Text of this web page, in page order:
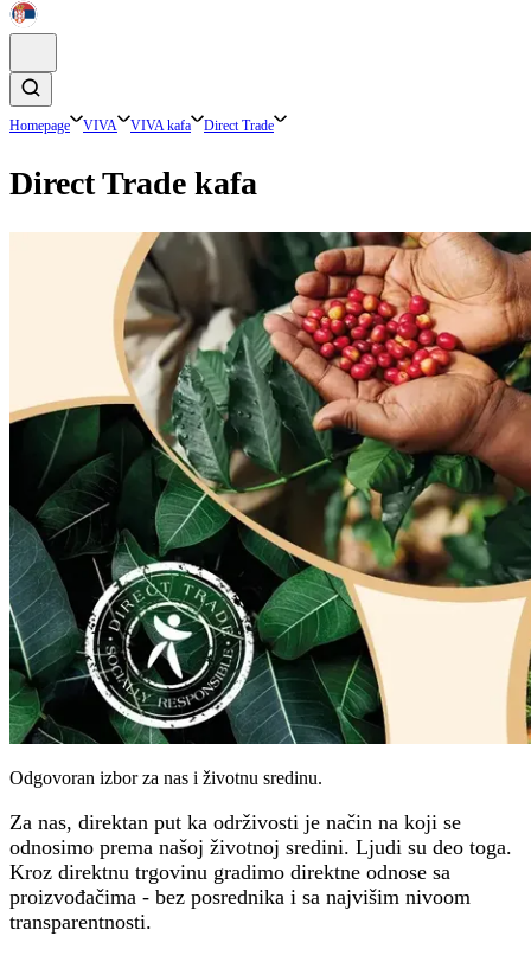
Homepage VIVA VIVA kafa Direct Trade
Direct Trade kafa
Odgovoran izbor za nas i životnu sredinu.
Za nas, direktan put ka održivosti je način na koji se
odnosimo prema našoj životnoj sredini. Ljudi su deo toga.
Kroz direktnu trgovinu gradimo direktne odnose sa
proizvođačima - bez posrednika i sa najvišim nivoom
transparentnosti.